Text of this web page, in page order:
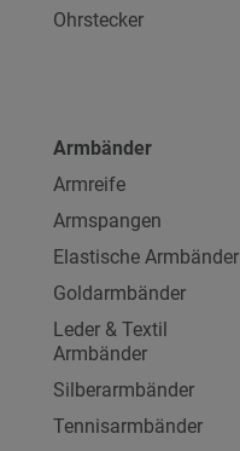
Ohrstecker
Armbänder
Armreife
Armspangen
Elastische Armbänder
Goldarmbänder
Leder & Textil
Armbänder
Silberarmbänder
Tennisarmbänder